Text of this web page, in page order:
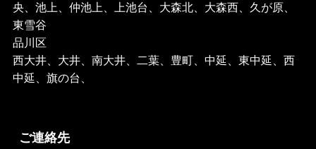
央、池上、仲池上、上池台、大森北、大森西、久が原、
東雪谷
品川区
西大井、大井、南大井、二葉、豊町、中延、東中延、西
中延、旗の台、
ご連絡先